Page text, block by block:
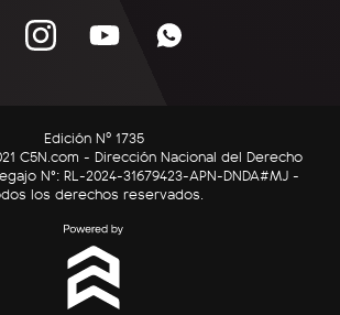
Edición Nº 1735
C5N.com - Dirección Nacional del Derecho
N°: RL-2024-31679423-APN-DNDA#MJ -
los derechos reservados.